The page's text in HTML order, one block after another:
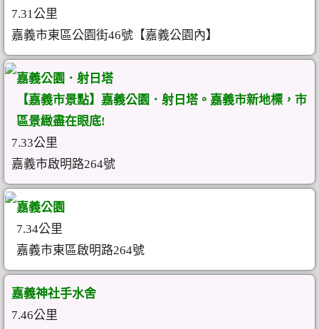
7.31公里
嘉義市東區公園街46號【嘉義公園內】
嘉義公園．射日塔
【嘉義市景點】嘉義公園．射日塔。嘉義市新地標，市
區景緻盡在眼底!
7.33公里
嘉義市啟明路264號
嘉義公園
7.34公里
嘉義市東區啟明路264號
嘉義神社手水舍
7.46公里